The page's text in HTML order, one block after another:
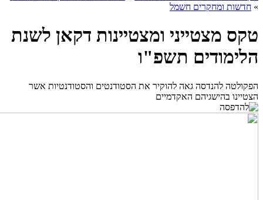
» חדשות ומחקרים חשמל
טקס מצטייני ומצטיינות דקאן לשנת
הלימודים תשפ"ו
הפקולטה להנדסה גאה להוקיר את הסטודנטים והסטודנטיות אשר
הצטיינו בהישגיהם האקדמיים